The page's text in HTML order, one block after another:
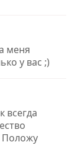
меня
у вас ;)
всегда
Положу